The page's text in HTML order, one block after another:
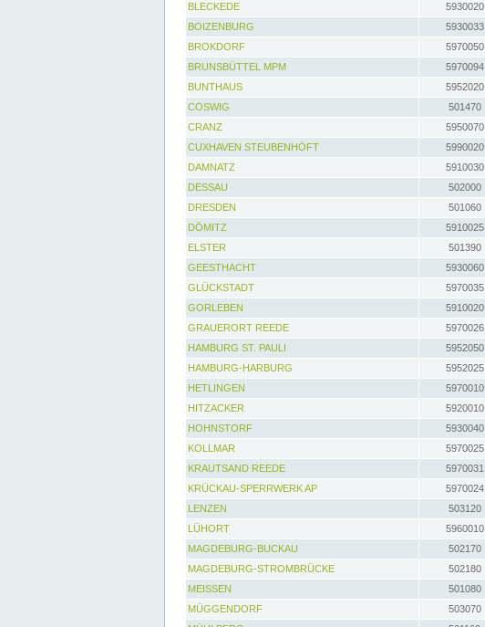
BLECKEDE
5930020
BOIZENBURG
5930033
BROKDORF
5970050
BRUNSBÜTTEL MPM
5970094
BUNTHAUS
5952020
COSWIG
501470
CRANZ
5950070
CUXHAVEN STEUBENHÖFT
5990020
DAMNATZ
5910030
DESSAU
502000
DRESDEN
501060
DÖMITZ
5910025
ELSTER
501390
GEESTHACHT
5930060
GLÜCKSTADT
5970035
GORLEBEN
5910020
GRAUERORT REEDE
5970026
HAMBURG ST. PAULI
5952050
HAMBURG-HARBURG
5952025
HETLINGEN
5970010
HITZACKER
5920010
HOHNSTORF
5930040
KOLLMAR
5970025
KRAUTSAND REEDE
5970031
KRÜCKAU-SPERRWERK AP
5970024
LENZEN
503120
LÜHORT
5960010
MAGDEBURG-BUCKAU
502170
MAGDEBURG-STROMBRÜCKE
502180
MEISSEN
501080
MÜGGENDORF
503070